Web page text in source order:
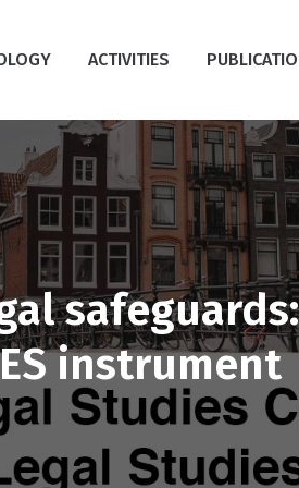
ACTIVITIES
social a
sobre la
instrument